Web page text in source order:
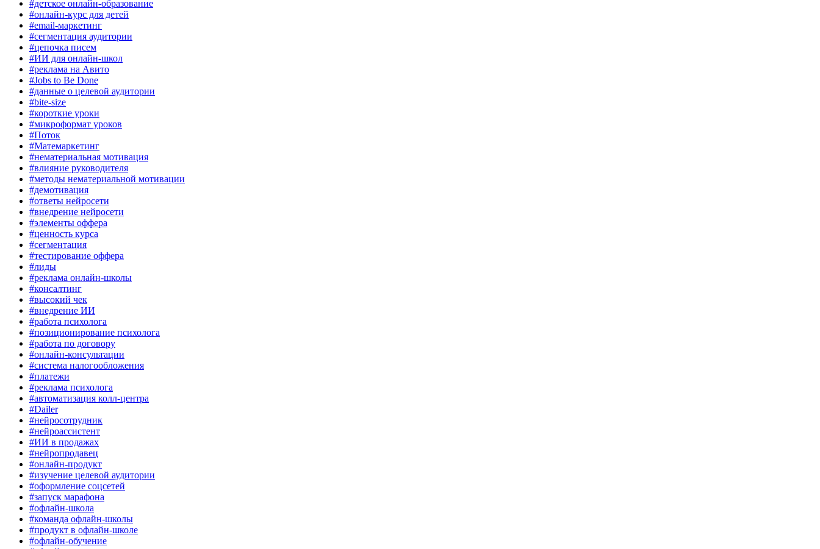
#детское онлайн-образование
#онлайн-курс для детей
#email-маркетинг
#сегментация аудитории
#цепочка писем
#ИИ для онлайн-школ
#реклама на Авито
#Jobs to Be Done
#данные о целевой аудитории
#bite-size
#короткие уроки
#микроформат уроков
#Поток
#Матемаркетинг
#нематериальная мотивация
#влияние руководителя
#методы нематериальной мотивации
#демотивация
#ответы нейросети
#внедрение нейросети
#элементы оффера
#ценность курса
#сегментация
#тестирование оффера
#лиды
#реклама онлайн-школы
#консалтинг
#высокий чек
#внедрение ИИ
#работа психолога
#позиционирование психолога
#работа по договору
#онлайн-консультации
#система налогообложения
#платежи
#реклама психолога
#автоматизация колл-центра
#Dailer
#нейросотрудник
#нейроассистент
#ИИ в продажах
#нейропродавец
#онлайн-продукт
#изучение целевой аудитории
#оформление соцсетей
#запуск марафона
#офлайн-школа
#команда офлайн-школы
#продукт в офлайн-школе
#офлайн-обучение